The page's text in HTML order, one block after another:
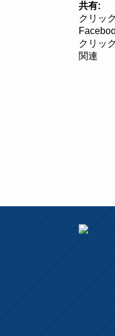
共有:
クリッ
クリッ
関連